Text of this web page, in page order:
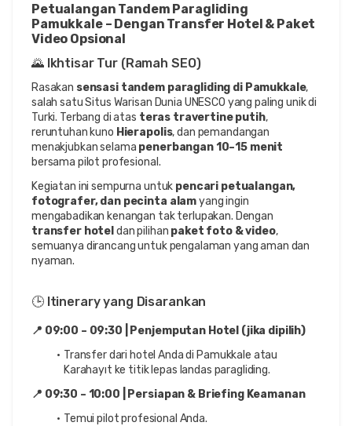
Petualangan Tandem Paragliding
Pamukkale – Dengan Transfer Hotel & Paket
Video Opsional
🌄 Ikhtisar Tur (Ramah SEO)
Rasakan sensasi tandem paragliding di Pamukkale,
salah satu Situs Warisan Dunia UNESCO yang paling unik di
Turki. Terbang di atas teras travertine putih,
reruntuhan kuno Hierapolis, dan pemandangan
menakjubkan selama penerbangan 10–15 menit
bersama pilot profesional.
Kegiatan ini sempurna untuk pencari petualangan,
fotografer, dan pecinta alam yang ingin
transfer hotel dan pilihan paket foto & video,
semuanya dirancang untuk pengalaman yang aman dan
nyaman.
🕒 Itinerary yang Disarankan
📍 09:00 – 09:30 | Penjemputan Hotel (jika dipilih)
Transfer dari hotel Anda di Pamukkale atau
Karahayıt ke titik lepas landas paragliding.
📍 09:30 – 10:00 | Persiapan & Briefing Keamanan
Temui pilot profesional Anda.